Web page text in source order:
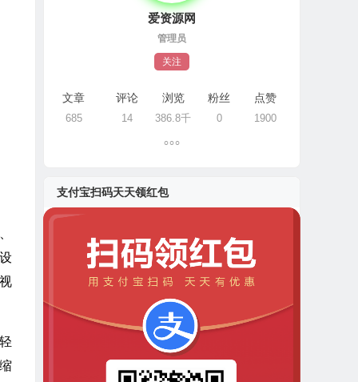
爱资源网
管理员
关注
文章
685
评论
14
浏览
386.8千
粉丝
0
点赞
1900
支付宝扫码天天领红包